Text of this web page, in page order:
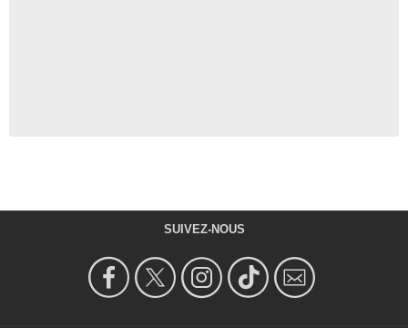
SUIVEZ-NOUS